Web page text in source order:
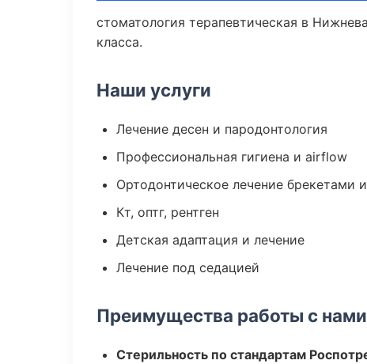
стоматология терапевтическая в
класса.
Наши услуги
Лечение десен и пародонтология
Профессиональная гигиена и airflow
Ортодонтическое лечение брекетами
Кт, оптг, рентген
Детская адаптация и лечение
Лечение под седацией
Преимущества работы с нами
Стерильность по стандартам